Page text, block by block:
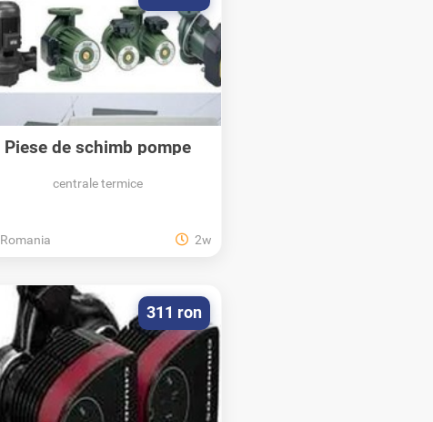
Piese de schimb pompe
centrale termice
Romania 2w
311 ron